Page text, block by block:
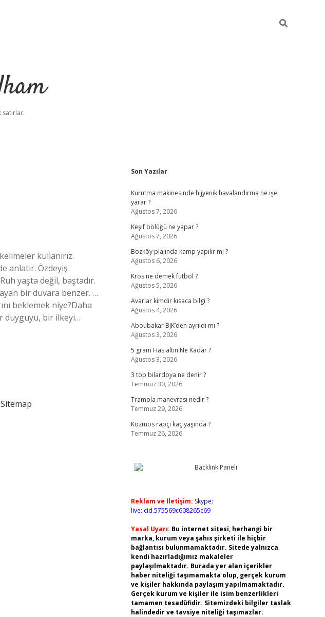
kullanırız.
anlatır. Özdeyiş
yaşta değil, baştadır.
bir duvara benzer. …
beklemek niye?Daha
duyguyu, bir ilkeyi…
Sitemap
Sidebar
Son Yazılar
Kurutma makinesinde hijyenik havalandırma ne işe
yarar ?
Ağustos 7, 2026
Keşif bölüğü ne yapar ?
Ağustos 7, 2026
Bozköy plajında kamp yapılır mı ?
Ağustos 6, 2026
Kros ne demek futbol ?
Ağustos 5, 2026
Avarlar kimdir kısaca bilgi ?
Ağustos 4, 2026
Aboubakar BJK’den ayrıldı mı ?
Ağustos 3, 2026
5 gram Has altın Ne Kadar ?
Ağustos 3, 2026
3 top bilardoya ne denir ?
Temmuz 30, 2026
Tramola manevrası nedir ?
Temmuz 29, 2026
Kozmos rapçi kaç yaşında ?
Temmuz 26, 2026
Reklam ve İletişim: Skype:
live:.cid.575569c608265c69
Yasal Uyarı: Bu internet sitesi, herhangi bir
marka, kurum veya şahıs şirketi ile hiçbir
bağlantısı bulunmamaktadır. Sitede yalnızca
kendi hazırladığımız makaleler
paylaşılmaktadır. Burada yer alan içerikler
haber niteliği taşımamakta olup, gerçek kurum
ve kişiler hakkında paylaşım yapılmamaktadır.
Gerçek kurum ve kişiler ile isim benzerlikleri
tamamen tesadüfidir. Sitemizdeki bilgiler taslak
halindedir ve tavsiye niteliği taşımazlar.